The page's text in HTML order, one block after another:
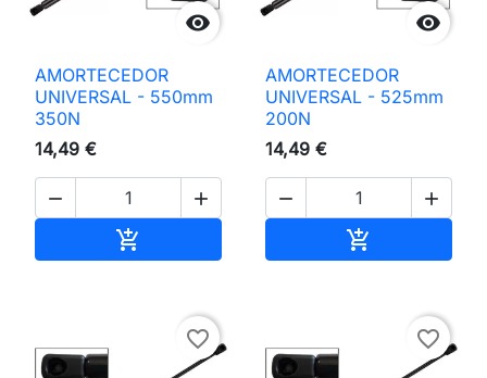

AMORTECEDOR
UNIVERSAL - 550mm
350N
14,49 €
 


AMORTECEDOR
UNIVERSAL - 525mm
200N
14,49 €
 

favorite_border favorite_border